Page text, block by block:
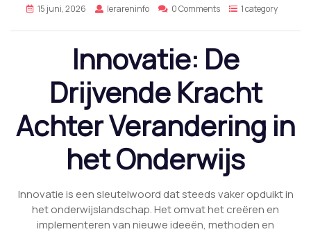
15 juni, 2026 lerareninfo 0 Comments 1 category
Innovatie: De
Drijvende Kracht
Achter Verandering in
het Onderwijs
Innovatie is een sleutelwoord dat steeds vaker opduikt in
het onderwijslandschap. Het omvat het creëren en
implementeren van nieuwe ideeën, methoden en